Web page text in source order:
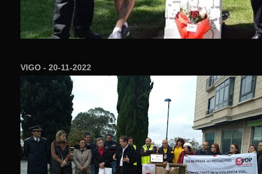
VIGO - 20-11-2022